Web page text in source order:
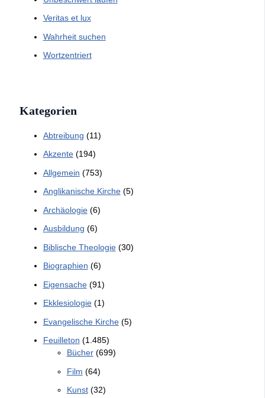
Veritas et lux
Wahrheit suchen
Wortzentriert
Kategorien
Abtreibung (11)
Akzente(194)
Allgemein (753)
Anglikanische Kirche(5)
Archäologie(6)
Ausbildung (6)
Biblische Theologie(30)
Biographien (6)
Eigensache(91)
Ekklesiologie(1)
Evangelische Kirche(5)
Feuilleton (1.485)
Bücher(699)
Film (64)
Kunst(32)